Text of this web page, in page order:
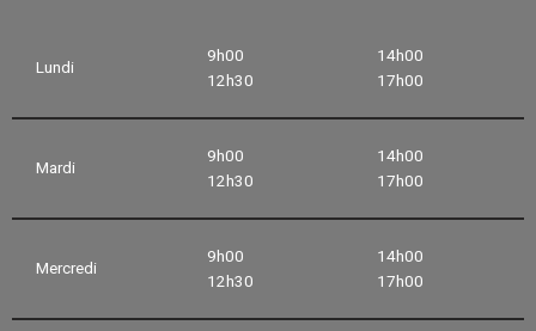
Lundi
9h00
12h30
14h00
17h00
Mardi
9h00
12h30
14h00
17h00
Mercredi
9h00
12h30
14h00
17h00